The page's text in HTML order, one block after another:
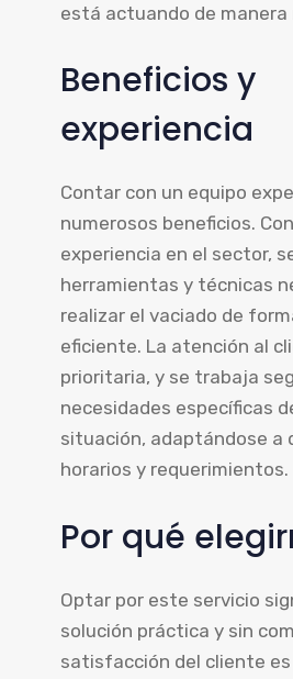
está actuando de manera
Beneficios y
experiencia
Contar con un equipo
numerosos beneficios.
experiencia en el sector,
herramientas y técnicas
realizar el vaciado de
eficiente. La atención al
prioritaria, y se trabaja
necesidades específicas
situación, adaptándose a
horarios y requerimientos.
Por qué
Optar por este servicio
solución práctica y sin
satisfacción del cliente